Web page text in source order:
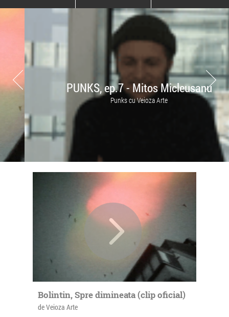
PUNKS, ep.7 - Mitos Micleusanu
Punks cu Veioza Arte
Bolintin, Spre dimineata (clip oficial)
de Veioza Arte